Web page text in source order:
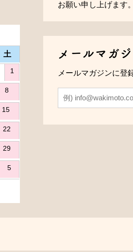
土
1
8
15
22
29
5
お願い申し上げます。
メールマガ
メールマガジンに登